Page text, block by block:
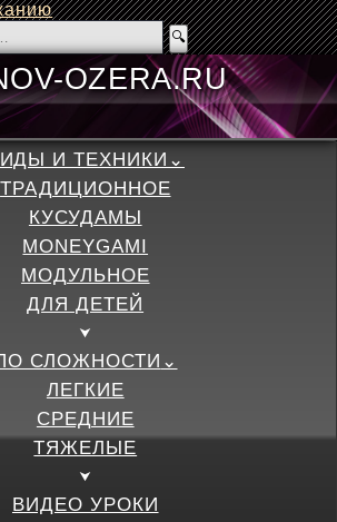
NOV-
И ТЕХНИКИ
ТРАДИЦИОННОЕ
КУСУДАМЫ
MONEYGAMI
МОДУЛЬНОЕ
ДЛЯ ДЕТЕЙ
СЛОЖНОСТИ
ЛЕГКИЕ
СРЕДНИЕ
ТЯЖЕЛЫЕ
ВИДЕО УРОКИ